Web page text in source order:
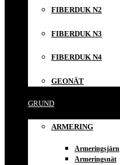
FIBERDUK N2
FIBERDUK N3
FIBERDUK N4
GEONÄT
GRUND
ARMERING
Armeringsjärn
Armeringsnät